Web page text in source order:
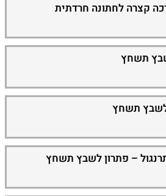
קצרה לחתונה חרדתית
תשחץ
לשבץ תשחץ
– פתרון לשבץ תשחץ